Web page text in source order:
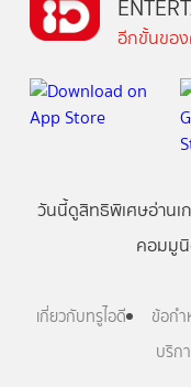
อีกขั้นของ
วันนี้ดูสิทธิพิเศษอ่านเ
คอมมู
เกี่ยวกับทรูไอดี ข้อกำ
บริก